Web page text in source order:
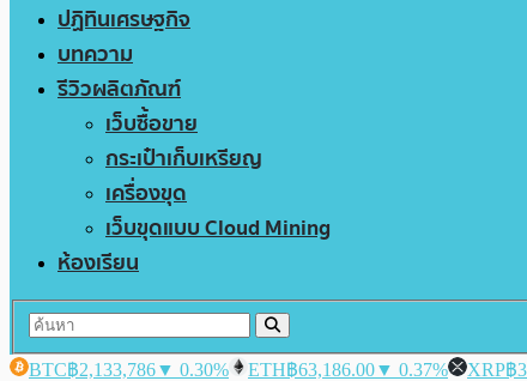
ปฏิทินเศรษฐกิจ
บทความ
รีวิวผลิตภัณฑ์
เว็บซื้อขาย
กระเป๋าเก็บเหรียญ
เครื่องขุด
เว็บขุดแบบ Cloud Mining
ห้องเรียน
BTC฿2,133,786▼ 0.30% ETH฿63,186.00▼ 0.37% XRP฿